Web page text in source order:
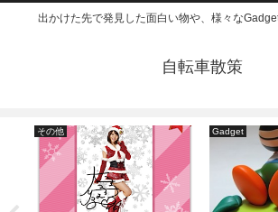
出かけた先で発見した面白い物や、様々な
自転車散策
その他 Gadget